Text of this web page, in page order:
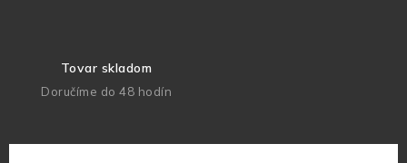
Tovar skladom
Doručíme do 48 hodín